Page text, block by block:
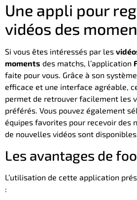
Une appli pour
vidéos des
Si vous êtes intéressés par les
moments des matchs, l’application
faite pour vous. Grâce à son
efficace et une interface agréable,
permet de retrouver facilement les
préférés. Vous pouvez également
équipes favorites pour recevoir des
de nouvelles vidéos sont
Les avantages de
L’utilisation de cette application
: